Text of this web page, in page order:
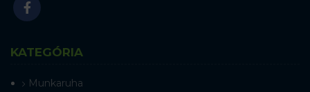
KATEGÓRIA
Munkaruha